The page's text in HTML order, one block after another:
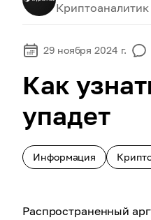
29 ноября 2024 г.
Как
упадет
Информация
Распространенный